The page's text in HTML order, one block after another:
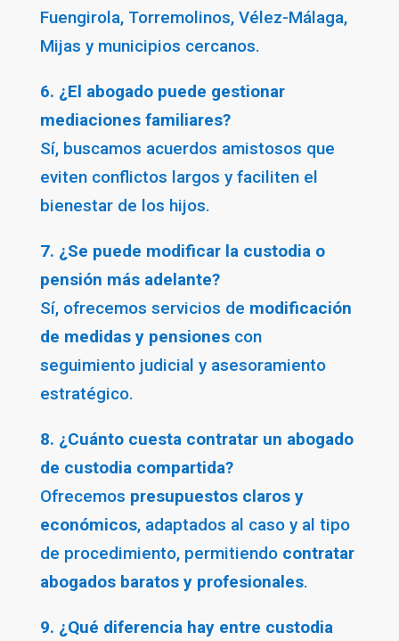
Fuengirola, Torremolinos, Vélez-Málaga,
Mijas y municipios cercanos.
6. ¿El abogado puede gestionar
mediaciones familiares?
Sí, buscamos acuerdos amistosos que
eviten conflictos largos y faciliten el
bienestar de los hijos.
7. ¿Se puede modificar la custodia o
pensión más adelante?
Sí, ofrecemos servicios de modificación
de medidas y pensionescon
seguimiento judicial y asesoramiento
estratégico.
8. ¿Cuánto cuesta contratar un abogado
de custodia compartida?
Ofrecemos presupuestos claros y
económicos, adaptados al caso y al tipo
de procedimiento, permitiendo contratar
abogados baratos y profesionales.
9. ¿Qué diferencia hay entre custodia